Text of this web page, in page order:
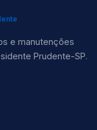
e manutenções
Prudente-SP.